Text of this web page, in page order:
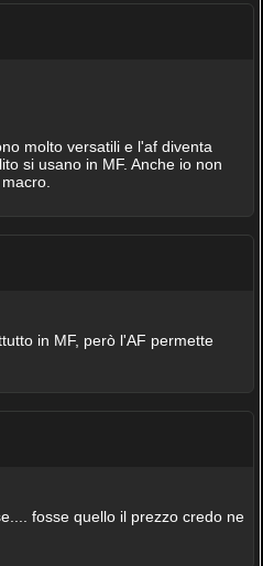
molto versatili e l'af diventa
si usano in MF. Anche io non
in MF, però l'AF permette
fosse quello il prezzo credo ne